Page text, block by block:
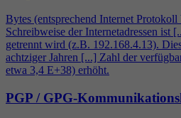
Bytes (entsprechend Internet Protokoll
Schreibweise der Internetadressen ist
getrennt wird (z.B. 192.168.4.13).
achtziger Jahren [...] Zahl der
etwa 3,4 E+38) erhöht.
PGP / GPG-